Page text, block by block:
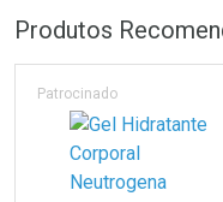
Por Menos
Produtos
Patrocinado